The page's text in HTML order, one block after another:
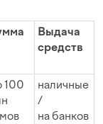
Выдача
средств
100
наличные
/
на банков